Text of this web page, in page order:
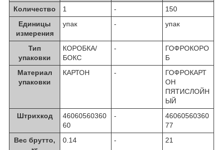
Количество
1 -
150
Единицы
измерения
упак - упак
Тип
упаковки
КОРОБКА/
БОКС
-
ГОФРОКОРО
Б
Материал
упаковки
КАРТОН -
ГОФРОКАРТ
ОН
ПЯТИСЛОЙН
ЫЙ
Штрихкод
46060560360
60
-
46060560360
77
Вес брутто,
0.14 - 21